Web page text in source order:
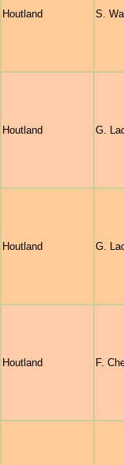
Houtland S.
Houtland G.
Houtland G.
Houtland F.